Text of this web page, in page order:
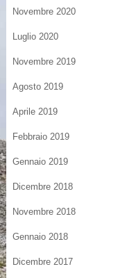
Novembre 2020
Luglio 2020
Novembre 2019
Agosto 2019
Aprile 2019
Febbraio 2019
Gennaio 2019
Dicembre 2018
Novembre 2018
Gennaio 2018
Dicembre 2017